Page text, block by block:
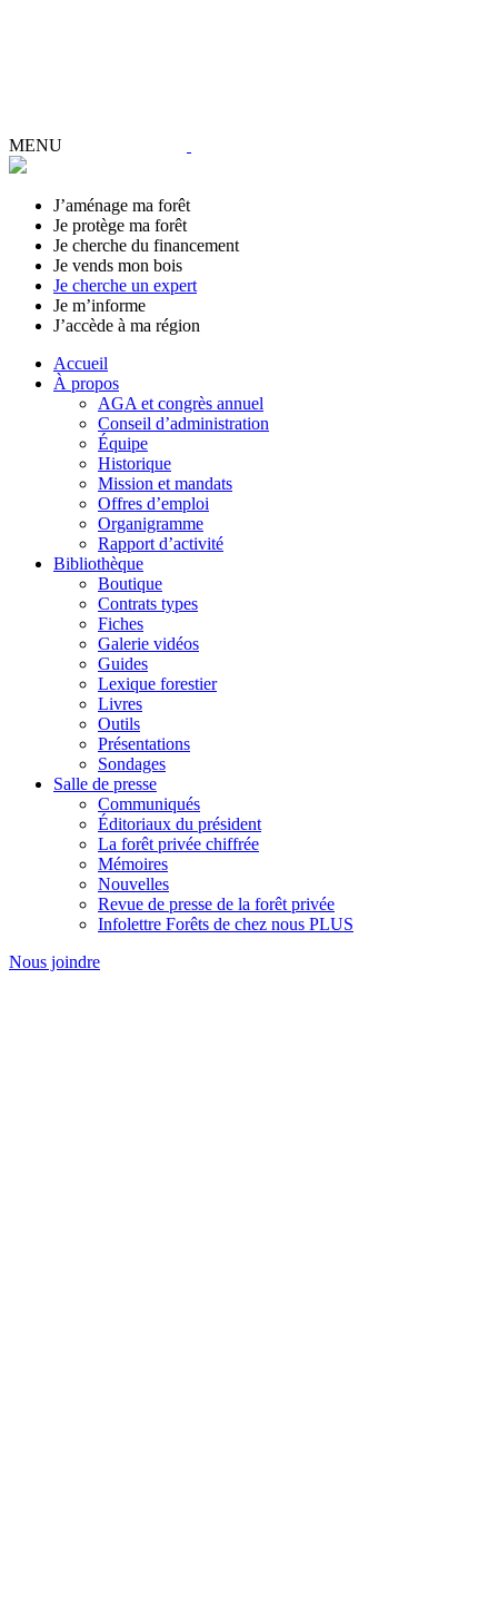
MENU
J’aménage ma forêt
Je protège ma forêt
Je cherche du financement
Je vends mon bois
Je cherche un expert
Je m’informe
J’accède à ma région
Accueil
À propos
AGA et congrès annuel
Conseil d’administration
Équipe
Historique
Mission et mandats
Offres d’emploi
Organigramme
Rapport d’activité
Bibliothèque
Boutique
Contrats types
Fiches
Galerie vidéos
Guides
Lexique forestier
Livres
Outils
Présentations
Sondages
Salle de presse
Communiqués
Éditoriaux du président
La forêt privée chiffrée
Mémoires
Nouvelles
Revue de presse de la forêt privée
Infolettre Forêts de chez nous PLUS
Nous joindre